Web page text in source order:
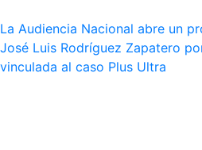
La Audiencia Nacional abre un
José Luis Rodríguez Zapatero
vinculada al caso Plus Ultra